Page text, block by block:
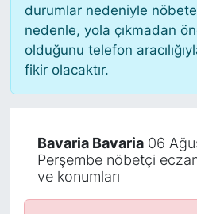
durumlar nedeniyle
nedenle, yola çıkmadan
olduğunu telefon
fikir olacaktır.
Bavaria Bavaria06
Perşembe nöbetçi
ve konumları